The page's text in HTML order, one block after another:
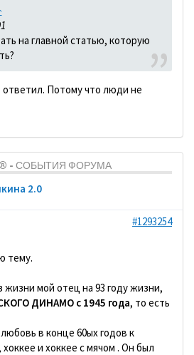
на главной статью, которую
ответил. Потому что люди не
- СОБЫТИЯ ФОРУМА
2.0
#1293254
тему.
жизни мой отец на 93 году жизни,
ДИНАМО с 1945 года, то есть
в конце 60ых годов к
и хоккее с мячом . Он был